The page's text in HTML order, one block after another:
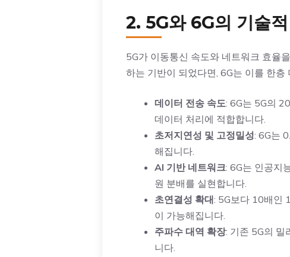
2. 5G와 6G의 기술
5G가 이동통신 속도와 네트워크 효율
하는 기반이 되었다면, 6G는 이를 한
데이터 전송 속도: 6G는 5G의
데이터 처리에 적합합니다.
초저지연성 및 고정밀성: 6G는
해집니다.
AI 기반 네트워크: 6G는 인공지
원 분배를 실현합니다.
초연결성 확대: 5G보다 10배인
이 가능해집니다.
주파수 대역 확장: 기존 5G의
니다.